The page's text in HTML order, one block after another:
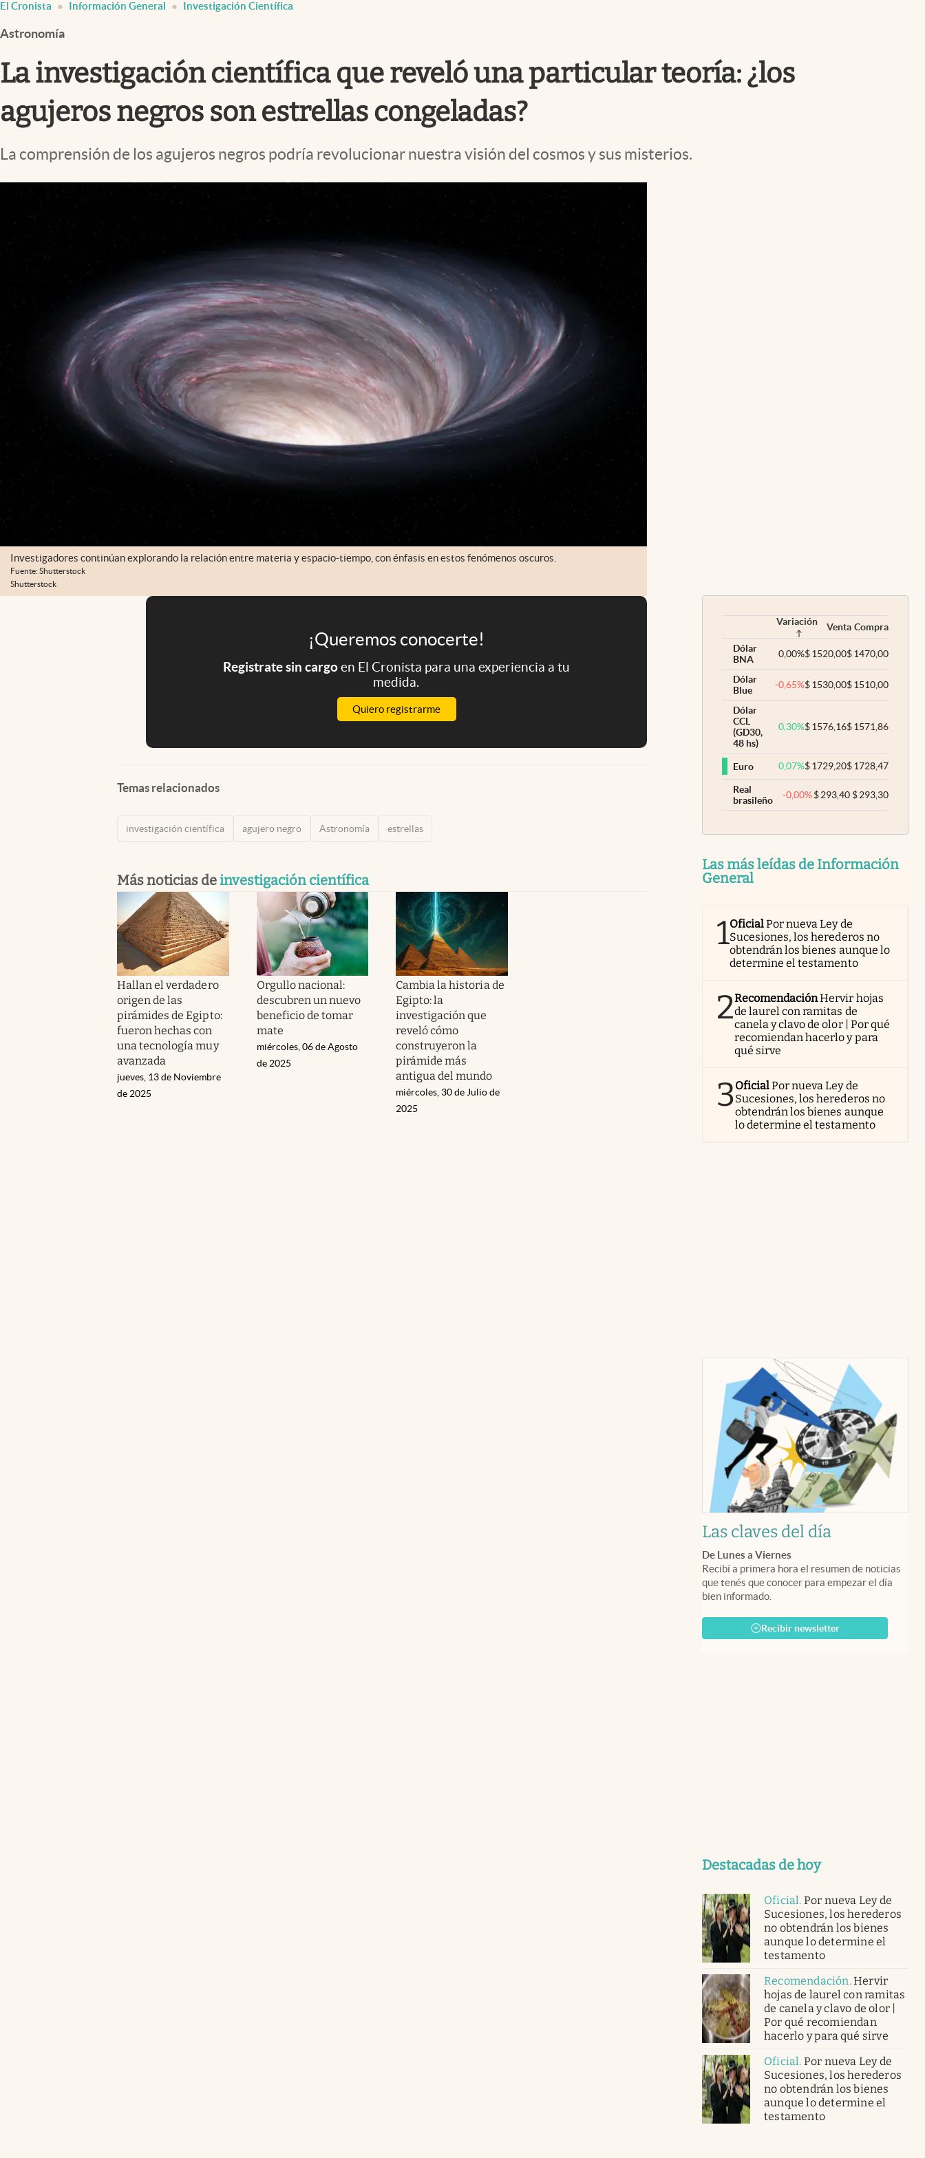
Infotechnology
Clase
Clima
Mundial 2026
Eventos Corporativos
El Cronista Información General Investigación Científica
Astronomía
La investigación científica que reveló una particular teoría: ¿los
agujeros negros son estrellas congeladas?
La comprensión de los agujeros negros podría revolucionar nuestra visión del cosmos y sus misterios.
Investigadores continúan explorando la relación entre materia y espacio-tiempo, con énfasis en estos fenómenos oscuros.
Fuente: Shutterstock
Shutterstock
¡Queremos conocerte!
Registrate sin cargoen El Cronista para una experiencia a tu
medida.
Quiero registrarme
Temas relacionados
investigación científica agujero negro Astronomía estrellas
Más noticias deinvestigación científica
Hallan el verdadero
origen de las
pirámides de Egipto:
fueron hechas con
una tecnología muy
avanzada
jueves, 13 de Noviembre
de 2025
Orgullo nacional:
descubren un nuevo
beneficio de tomar
mate
miércoles, 06 de Agosto
de 2025
Cambia la historia de
Egipto: la
investigación que
reveló cómo
construyeron la
pirámide más
antigua del mundo
miércoles, 30 de Julio de
2025
Variación Venta Compra
Dólar
BNA
0,00%$1520,00$1470,00
Dólar
Blue
-0,65%$1530,00$1510,00
Dólar
CCL
(GD30,
48 hs)
0,30%$1576,16$1571,86
Euro 0,07%$1729,20$1728,47
Real
brasileño
-0,00% $293,40 $293,30
Las más leídas de Información
General
1OficialPor nueva Ley de
Sucesiones, los herederos no
obtendrán los bienes aunque lo
determine el testamento
2RecomendaciónHervir hojas
de laurel con ramitas de
canela y clavo de olor | Por qué
recomiendan hacerlo y para
qué sirve
3OficialPor nueva Ley de
Sucesiones, los herederos no
obtendrán los bienes aunque
lo determine el testamento
Las claves del día
De Lunes a Viernes
Recibí a primera hora el resumen de noticias
que tenés que conocer para empezar el día
bien informado.
Recibir newsletter
Destacadas de hoy
Oficial. Por nueva Ley de
Sucesiones, los herederos
no obtendrán los bienes
aunque lo determine el
testamento
Recomendación.Hervir
hojas de laurel con ramitas
de canela y clavo de olor |
Por qué recomiendan
hacerlo y para qué sirve
Oficial. Por nueva Ley de
Sucesiones, los herederos
no obtendrán los bienes
aunque lo determine el
testamento